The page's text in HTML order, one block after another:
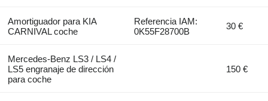
Amortiguador para KIA
CARNIVAL coche
Referencia IAM:
0K55F28700B
30 €
Mercedes-Benz LS3 / LS4 /
LS5 engranaje de dirección
para coche
150 €